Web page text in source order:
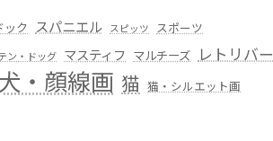
ック スパニエル スピッツ スポーツ
ン・ドッグ マスティフ マルチーズ レトリバー
・顔線画 猫 猫・シルエット画